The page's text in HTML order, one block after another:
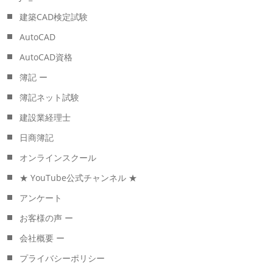
建築CAD検定試験
AutoCAD
AutoCAD資格
簿記 ー
簿記ネット試験
建設業経理士
日商簿記
オンラインスクール
★ YouTube公式チャンネル ★
アンケート
お客様の声 ー
会社概要 ー
プライバシーポリシー